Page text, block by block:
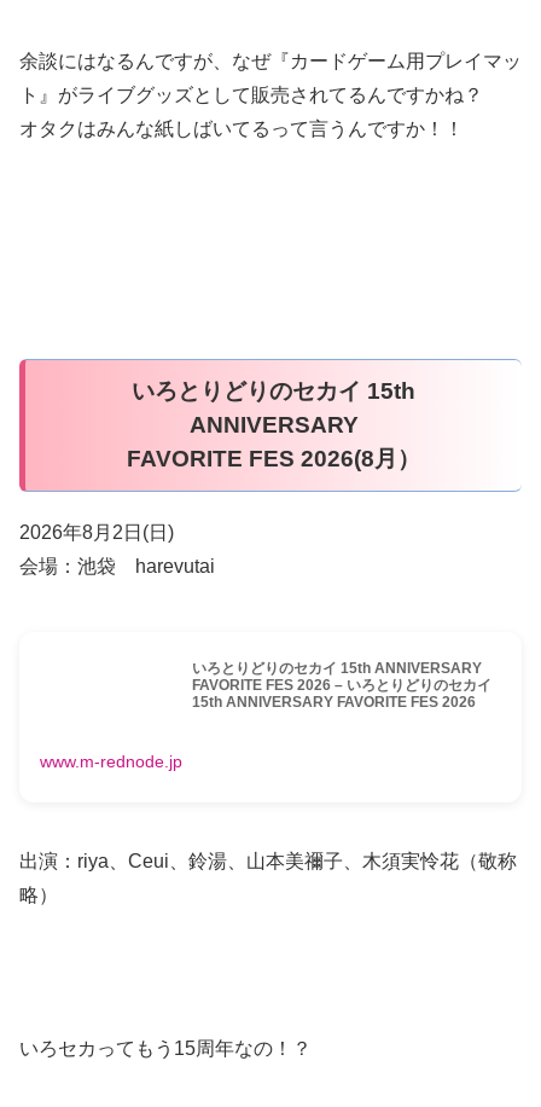
余談にはなるんですが、なぜ『カードゲーム用プレイマッ
ト』がライブグッズとして販売されてるんですかね？
オタクはみんな紙しばいてるって言うんですか！！
いろとりどりのセカイ 15th
ANNIVERSARY
FAVORITE FES 2026(8月）
2026年8月2日(日)
会場：池袋 harevutai
いろとりどりのセカイ 15th ANNIVERSARY
FAVORITE FES 2026 – いろとりどりのセカイ
15th ANNIVERSARY FAVORITE FES 2026
www.m-rednode.jp
出演：riya、Ceui、鈴湯、山本美禰子、木須実怜花（敬称
略）
いろセカってもう15周年なの！？